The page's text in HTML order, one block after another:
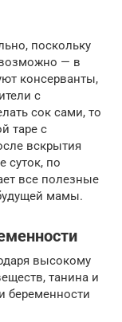
поскольку
— в
консерванты,
с
сок сами, то
таре с
вскрытия
суток, по
все полезные
мамы.
высокому
танина и
беременности